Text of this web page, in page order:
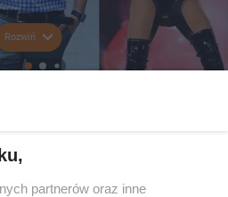
Rozwiń
partnerów oraz inne